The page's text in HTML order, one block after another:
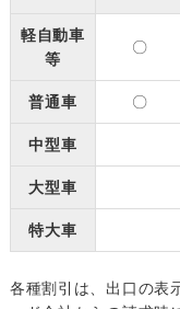
軽自動車
等
〇
普通車 〇
中型車
大型車
特大車
各種割引は、出口の表